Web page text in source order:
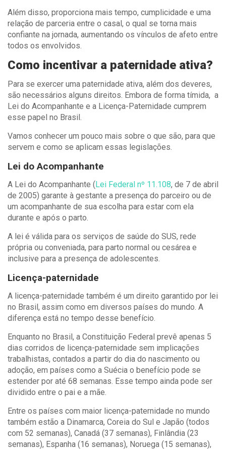
Além disso, proporciona mais tempo, cumplicidade e uma
relação de parceria entre o casal, o qual se torna mais
confiante na jornada, aumentando os vínculos de afeto entre
todos os envolvidos.
Como incentivar a paternidade ativa?
Para se exercer uma paternidade ativa, além dos deveres,
são necessários alguns direitos. Embora de forma tímida, a
Lei do Acompanhante e a Licença-Paternidade cumprem
esse papel no Brasil.
Vamos conhecer um pouco mais sobre o que são, para que
servem e como se aplicam essas legislações.
Lei do Acompanhante
A Lei do Acompanhante (Lei Federal nº 11.108, de 7 de abril
de 2005) garante à gestante a presença do parceiro ou de
um acompanhante de sua escolha para estar com ela
durante e após o parto.
A lei é válida para os serviços de saúde do SUS, rede
própria ou conveniada, para parto normal ou cesárea e
inclusive para a presença de adolescentes.
Licença-paternidade
A licença-paternidade também é um direito garantido por lei
no Brasil, assim como em diversos países do mundo. A
diferença está no tempo desse benefício.
Enquanto no Brasil, a Constituição Federal prevê apenas 5
dias corridos de licença-paternidade sem implicações
trabalhistas, contados a partir do dia do nascimento ou
adoção, em países como a Suécia o benefício pode se
estender por até 68 semanas. Esse tempo ainda pode ser
dividido entre o pai e a mãe.
Entre os países com maior licença-paternidade no mundo
também estão a Dinamarca, Coreia do Sul e Japão (todos
com 52 semanas), Canadá (37 semanas), Finlândia (23
semanas), Espanha (16 semanas), Noruega (15 semanas),